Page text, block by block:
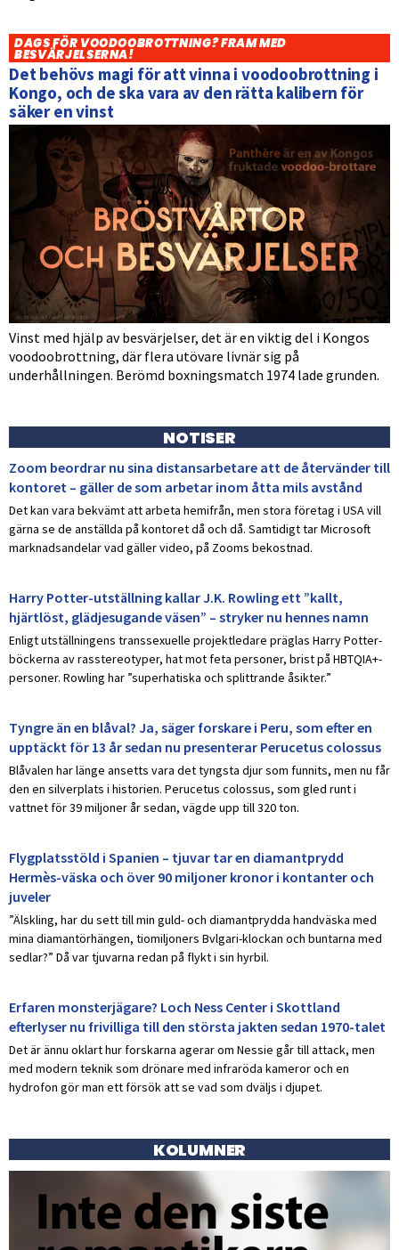
DAGS FÖR VOODOOBROTTNING? FRAM MED
BESVÄRJELSERNA!
Det behövs magi för att vinna i voodoobrottning i
Kongo, och de ska vara av den rätta kalibern för
säker en vinst
Vinst med hjälp av besvärjelser, det är en viktig del i Kongos
voodoobrottning, där flera utövare livnär sig på
underhållningen. Berömd boxningsmatch 1974 lade grunden.
NOTISER
Zoom beordrar nu sina distansarbetare att de återvänder till
kontoret – gäller de som arbetar inom åtta mils avstånd
Det kan vara bekvämt att arbeta hemifrån, men stora företag i USA vill
gärna se de anställda på kontoret då och då. Samtidigt tar Microsoft
marknadsandelar vad gäller video, på Zooms bekostnad.
Harry Potter-utställning kallar J.K. Rowling ett ”kallt,
hjärtlöst, glädjesugande väsen” – stryker nu hennes namn
Enligt utställningens transsexuelle projektledare präglas Harry Potter-
böckerna av rasstereotyper, hat mot feta personer, brist på HBTQIA+-
personer. Rowling har ”superhatiska och splittrande åsikter.”
Tyngre än en blåval? Ja, säger forskare i Peru, som efter en
upptäckt för 13 år sedan nu presenterar Perucetus colossus
Blåvalen har länge ansetts vara det tyngsta djur som funnits, men nu får
den en silverplats i historien. Perucetus colossus, som gled runt i
vattnet för 39 miljoner år sedan, vägde upp till 320 ton.
Flygplatsstöld i Spanien – tjuvar tar en diamantprydd
Hermès-väska och över 90 miljoner kronor i kontanter och
juveler
”Älskling, har du sett till min guld- och diamantprydda handväska med
mina diamantörhängen, tiomiljoners Bvlgari-klockan och buntarna med
sedlar?” Då var tjuvarna redan på flykt i sin hyrbil.
Erfaren monsterjägare? Loch Ness Center i Skottland
efterlyser nu frivilliga till den största jakten sedan 1970-talet
Det är ännu oklart hur forskarna agerar om Nessie går till attack, men
med modern teknik som drönare med infraröda kameror och en
hydrofon gör man ett försök att se vad som dväljs i djupet.
KOLUMNER